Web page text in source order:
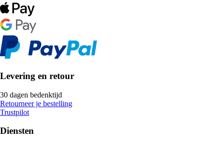
Levering en retour
30 dagen bedenktijd
Retourneer je bestelling
Trustpilot
Diensten